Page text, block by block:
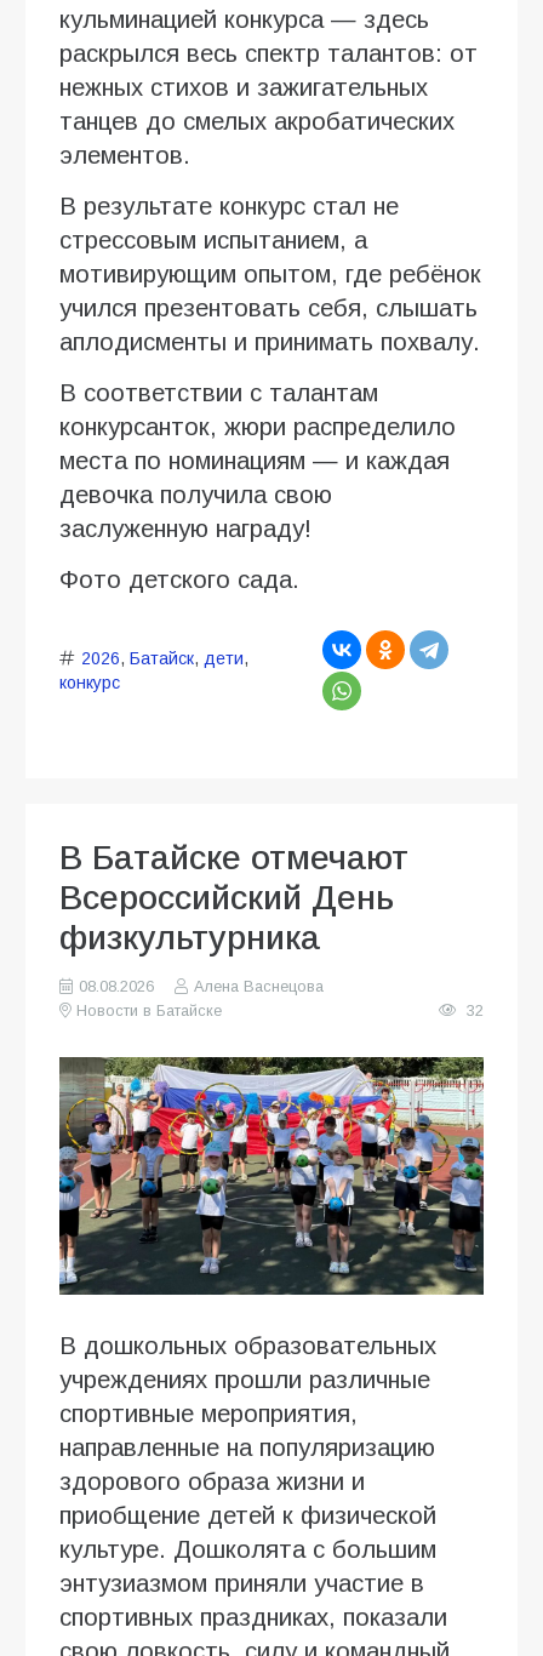
кульминацией конкурса — здесь
раскрылся весь спектр талантов: от
нежных стихов и зажигательных
танцев до смелых акробатических
элементов.
В результате конкурс стал не
стрессовым испытанием, а
мотивирующим опытом, где ребёнок
учился презентовать себя, слышать
аплодисменты и принимать похвалу.
В соответствии с талантам
конкурсанток, жюри распределило
места по номинациям — и каждая
девочка получила свою
заслуженную награду!
Фото детского сада.
2026, Батайск, дети,
конкурс
В Батайске отмечают
Всероссийский День
физкультурника
08.08.2026
Алена Васнецова
Новости в Батайске
32
В дошкольных образовательных
учреждениях прошли различные
спортивные мероприятия,
направленные на популяризацию
здорового образа жизни и
приобщение детей к физической
культуре. Дошколята с большим
энтузиазмом приняли участие в
спортивных праздниках, показали